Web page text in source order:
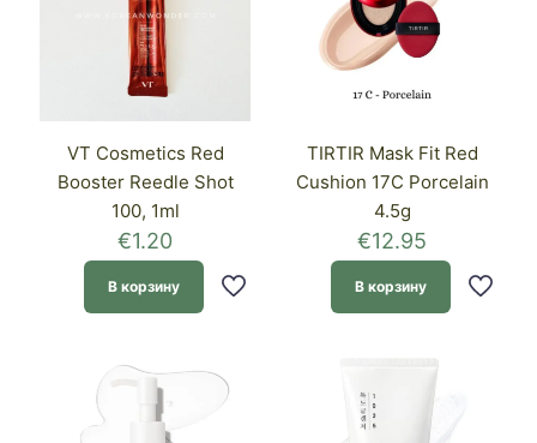
VT Cosmetics Red
Booster Reedle Shot
100, 1ml
€1.20
В корзину
TIRTIR Mask Fit Red
Cushion 17C Porcelain
4.5g
€12.95
В корзину